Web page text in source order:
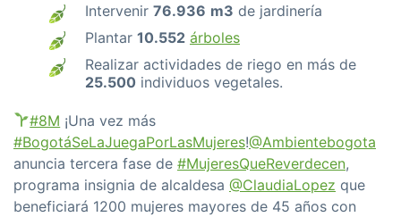
Intervenir 76.936 m3 de jardinería
Plantar 10.552 árboles
Realizar actividades de riego en más de
25.500 individuos vegetales.
#8M ¡Una vez más
#BogotáSeLaJuegaPorLasMujeres!@Ambientebogota
anuncia tercera fase de #MujeresQueReverdecen,
programa insignia de alcaldesa @ClaudiaLopez que
beneficiará 1200 mujeres mayores de 45 años con